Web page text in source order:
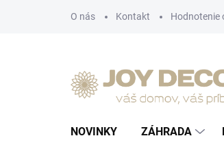
O nás Kontakt Hodnotenie
NOVINKY ZÁHRADA